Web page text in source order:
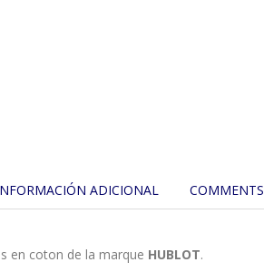
ADICIONAL COMMENTS
en coton de la marque HUBLOT.